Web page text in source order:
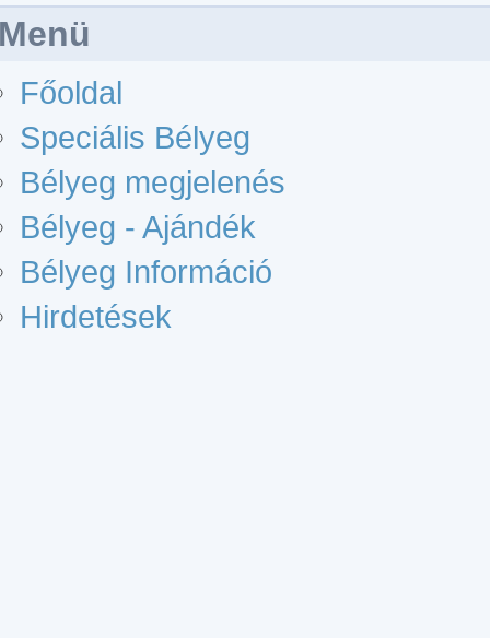
Főoldal
Speciális Bélyeg
Bélyeg megjelenés
Bélyeg - Ajándék
Bélyeg Információ
Hirdetések